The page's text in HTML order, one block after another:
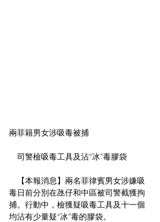
兩菲籍男女涉吸毒被捕
司警檢吸毒工具及沾“冰”毒膠袋
【本報消息】兩名菲律賓男女涉嫌吸
毒日前分別在氹仔和中區被司警截獲拘
捕。行動中，檢獲疑吸毒工具及十一個
均沾有少量疑“冰”毒的膠袋。